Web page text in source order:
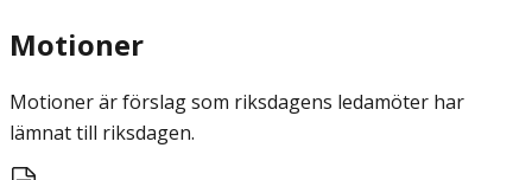
Motioner
Motioner är förslag som riksdagens ledamöter har
lämnat till riksdagen.